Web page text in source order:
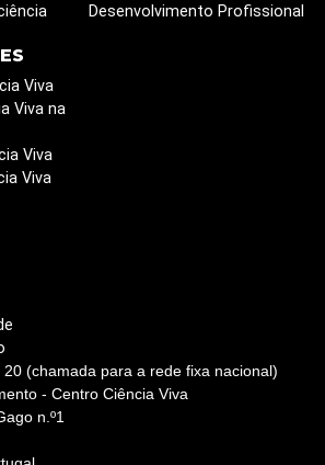
Desenvolvimento Profissional
Viva
Viva na
Viva
Viva
(chamada para a rede fixa nacional)
- Centro Ciência Viva
n.º1